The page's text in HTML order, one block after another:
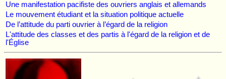
Une manifestation pacifiste des ouvriers anglais et allemands
Le mouvement étudiant et la situation politique actuelle
De l’attitude du parti ouvrier à l’égard de la religion
L'attitude des classes et des partis à l'égard de la religion et de
l'Église